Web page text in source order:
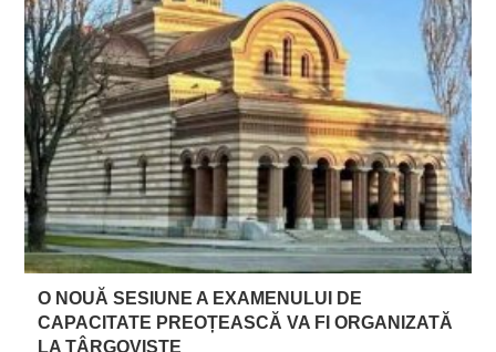
O NOUĂ SESIUNE A EXAMENULUI DE
CAPACITATE PREOȚEASCĂ VA FI ORGANIZATĂ
LA TÂRGOVIȘTE